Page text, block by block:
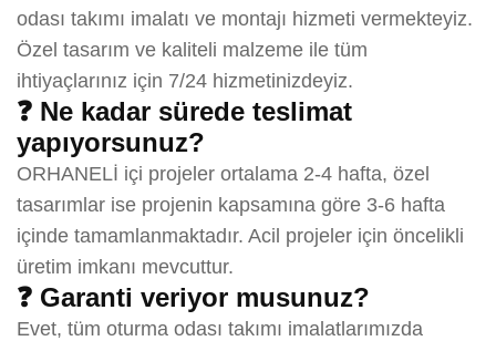
odası takımı imalatı ve montajı hizmeti vermekteyiz.
Özel tasarım ve kaliteli malzeme ile tüm
ihtiyaçlarınız için 7/24 hizmetinizdeyiz.
❓ Ne kadar sürede teslimat
yapıyorsunuz?
ORHANELİ içi projeler ortalama 2-4 hafta, özel
tasarımlar ise projenin kapsamına göre 3-6 hafta
içinde tamamlanmaktadır. Acil projeler için öncelikli
üretim imkanı mevcuttur.
❓ Garanti veriyor musunuz?
Evet, tüm oturma odası takımı imalatlarımızda